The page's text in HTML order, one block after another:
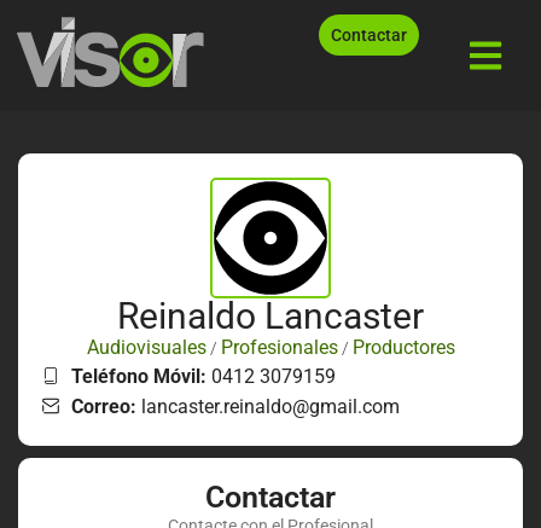
Contactar
Reinaldo Lancaster
Audiovisuales/ Profesionales/ Productores
Teléfono Móvil: 0412 3079159
Correo: lancaster.reinaldo@gmail.com
Contactar